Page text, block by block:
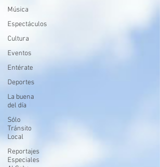
Música
Espectáculos
Cultura
Eventos
Entérate
Deportes
La buena
del día
Sólo
Tránsito
Local
Reportajes
Especiales